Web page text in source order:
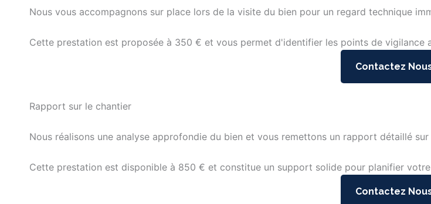
Nous vous accompagnons sur place lors de la visite du bien pour un regard technique
Cette prestation est proposée à 350 € et vous permet d'identifier les points de vigilance
Contactez
Rapport sur le chantier
Nous réalisons une analyse approfondie du bien et vous remettons un rapport détaillé
Cette prestation est disponible à 850 € et constitue un support solide pour planifier
Contactez